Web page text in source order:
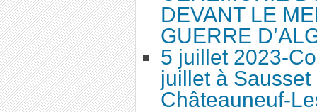
DEVANT LE
GUERRE
5 juillet 2023-
juillet à
Châteauneuf-